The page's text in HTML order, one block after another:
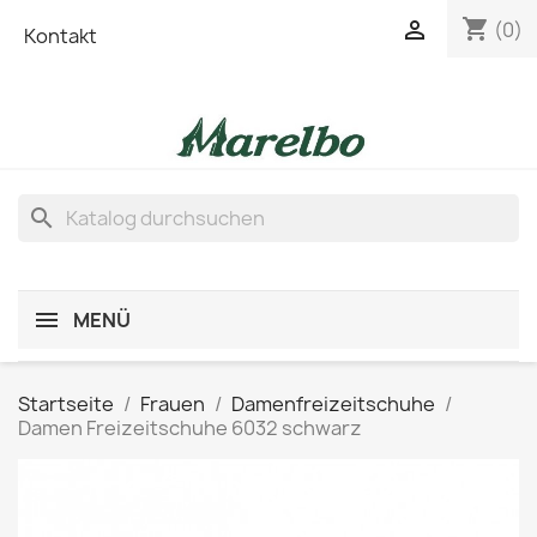
Kontakt shopping_cart (0)

search
MENÜ
Startseite Frauen
Damenfreizeitschuhe
Damen Freizeitschuhe 6032 schwarz